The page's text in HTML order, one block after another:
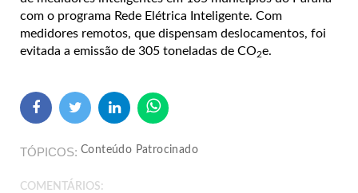
com o programa Rede Elétrica Inteligente. Com
medidores remotos, que dispensam deslocamentos, foi
evitada a emissão de 305 toneladas de CO2e.
TÓPICOS Conteúdo Patrocinado
COMENTÁRIOS: